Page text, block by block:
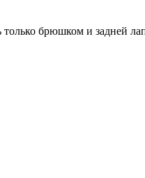
брюшком и задней